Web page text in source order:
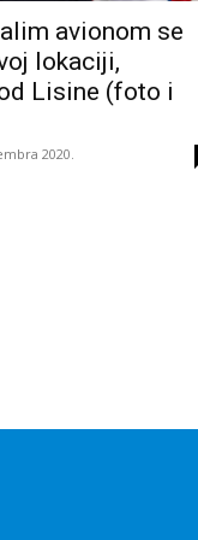
avionom se
lokaciji,
Lisine (foto i
2020.